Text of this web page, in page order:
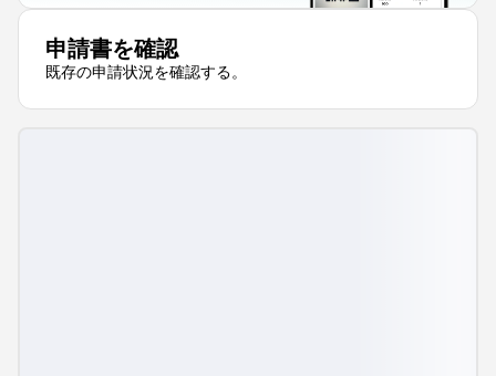
申請書を確認
既存の申請状況を確認する。